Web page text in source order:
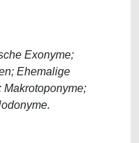
Exonyme;
Ehemalige